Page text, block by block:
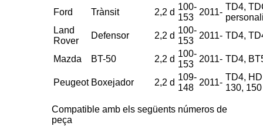
Ford
Trànsit 2,2 d
100-
153
2011-
TD4,
Land
Rover
Defensor 2,2 d
100-
153
2011- TD4,
Mazda BT-50 2,2 d
100-
153
2011- TD4,
Peugeot Boxejador 2,2 d
109-
148
2011-
TD4,
130, 150
Compatible amb els següents números de
peça